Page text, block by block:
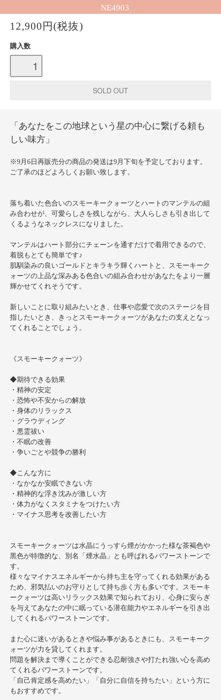
NE4903
12,900円(税抜)
購入数
「あなたをこの地球という星の中心に繋げる頼も
しい味方」
※9月6日再販売分の商品の発送は9月下旬を予定しております。
ご了承のほどよろしくお願い致します。
落ち着いた色合いのスモーキークォーツとハートのマンテルの組
み合わせが、可愛らしさを残しながら、大人らしさも引き出して
くるようなネックレスになりました。
マンテルはハート部分にチェーンを通すだけで着用できるので、
着脱もとても簡単です♪
肌馴染みの良いゴールドとキラキラ輝くハートと、スモーキーク
ォーツの上品な深みある色合いの組み合わせがあなたをより一層
輝かせてくれそうです。
新しいことに取り組みたいとき、仕事や恋愛で次のステージを目
指したいとき、きっとスモーキークォーツがあなたの支えとなっ
てくれることでしょう。
《スモーキークォーツ》
◆期待できる効果
・精神の安定
・恐怖や不安からの解放
・身体のリラックス
・グラウディング
・悪霊祓い
・不眠の改善
・争いごとや競争の勝利
◆こんな方に
・なかなか安眠できない方
・精神的な浮き沈みが激しい方
・体力がなくスタミナをつけたい方
・マイナス思考を改善したい方
スモーキークォーツは水晶にうっすら煙がかかった様な茶褐色や
黒色が特徴的な、別名「煙水晶」とも呼ばれるパワーストーンで
す。
様々なマイナスエネルギーから持ち主を守ってくれる効果がある
ため、邪気払いのお守りとして持ち歩く方も多いです。スモーキ
ークォーツは高いリラックス効果で知られており、心身に安らぎ
を与えてあなたの中に眠っている潜在能力やエネルギーを引き出
してくれるパワーストーンです。
また心に迷いがあるときや悩み事があるときにも、スモーキーク
ォーツが力を貸してくれます。
問題を解決まで導くことができる忍耐強さや打たれ強い心を高め
てくれるパワーストーンです。
「自己肯定感を高めたい」「自分に自信を持ちたい」という方に
もおすすめです。